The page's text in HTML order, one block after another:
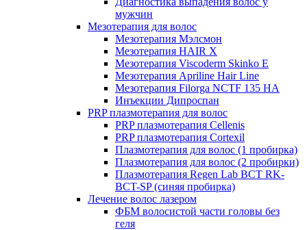
мужчин
Мезотерапия для волос
Мезотерапия Мэлсмон
Мезотерапия HAIR X
Мезотерапия Viscoderm Skinko E
Мезотерапия Apriline Hair Line
Мезотерапия Filorga NCTF 135 HA
Инъекции Дипроспан
PRP плазмотерапия для волос
PRP плазмотерапия Cellenis
PRP плазмотерапия Cortexil
Плазмотерапия для волос (1 пробирка)
Плазмотерапия для волос (2 пробирки)
Плазмотерапия Regen Lab BCT RK-
BCT-SP (синяя пробирка)
Лечение волос лазером
ФБМ волосистой части головы без
геля